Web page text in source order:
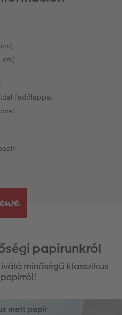
cm)
fedőlappal
papírunkról
minőségű klasszikus